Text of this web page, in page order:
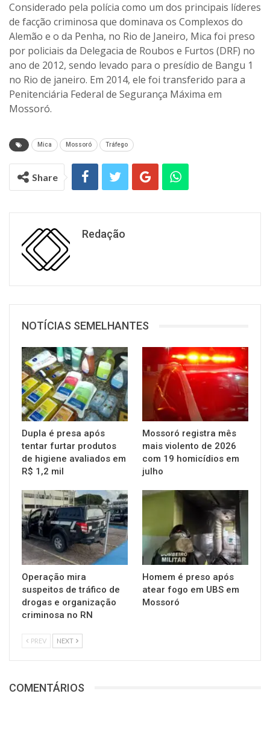
Considerado pela polícia como um dos principais líderes
de facção criminosa que dominava os Complexos do
Alemão e o da Penha, no Rio de Janeiro, Mica foi preso
por policiais da Delegacia de Roubos e Furtos (DRF) no
ano de 2012, sendo levado para o presídio de Bangu 1
no Rio de janeiro. Em 2014, ele foi transferido para a
Penitenciária Federal de Segurança Máxima em
Mossoró.
Mica Mossoró Tráfego
Share
Redação
NOTÍCIAS SEMELHANTES
Dupla é presa após
tentar furtar produtos
de higiene avaliados em
R$ 1,2 mil
Mossoró registra mês
mais violento de 2026
com 19 homicídios em
julho
Operação mira
suspeitos de tráfico de
drogas e organização
criminosa no RN
Homem é preso após
atear fogo em UBS em
Mossoró
PREV NEXT
COMENTÁRIOS